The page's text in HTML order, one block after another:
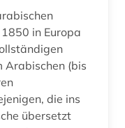
in Europa
Arabischen (bis
die ins
übersetzt